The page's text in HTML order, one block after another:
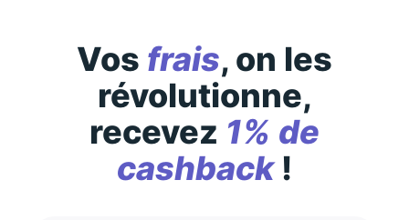
Vos frais, on les
révolutionne,
recevez 1% de
cashback!